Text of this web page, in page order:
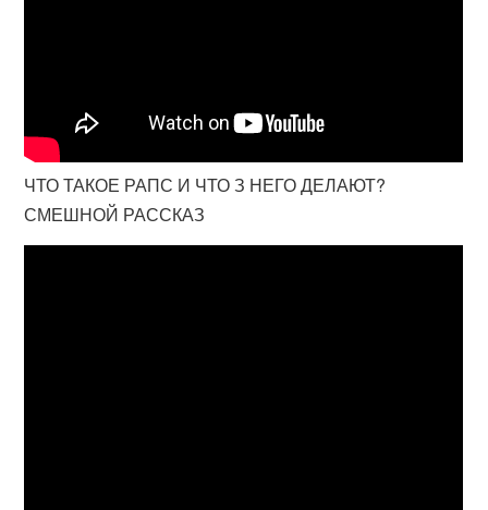
ЧТО ТАКОЕ РАПС И ЧТО З НЕГО ДЕЛАЮТ?
СМЕШНОЙ РАССКАЗ